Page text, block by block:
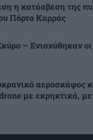
η κατάσβεση της
Πόρτο Καρράς
– Ενισχύθηκαν οι
αεροσκάφος
με εκρηκτικά,